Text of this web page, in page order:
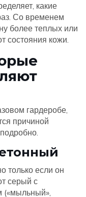
какие
Со временем
более теплых или
состояния кожи.
гардеробе,
причиной
только если он
серый с
(«мыльный»,